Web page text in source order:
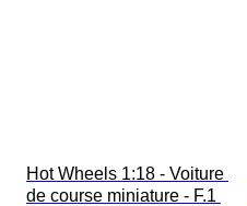
Hot Wheels 1:18 - Voiture
de course miniature - F.1